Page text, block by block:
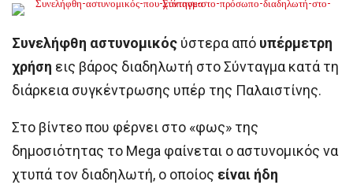
Συνελήφθη αστυνομικός ύστερα από υπέρμετρη
χρήση εις βάρος διαδηλωτή στο Σύνταγμα κατά τη
διάρκεια συγκέντρωσης υπέρ της Παλαιστίνης.
Στο βίντεο που φέρνει στο «φως» της
δημοσιότητας το Mega φαίνεται ο αστυνομικός να
χτυπά τον διαδηλωτή, ο οποίος είναι ήδη